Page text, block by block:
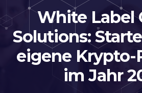
White Label
Solutions:
eigene
im Jahr